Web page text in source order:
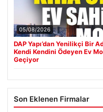
05/08/2026
DAP Yapı’dan Yenilikçi Bir
Kendi Kendini Ödeyen Ev
Geçiyor
Son Eklenen Firmalar